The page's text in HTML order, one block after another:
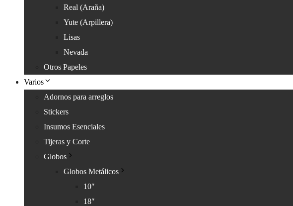
Real (Araña)
Yute (Arpillera)
Lisas
Nevada
Otros Papeles
Varios
Adornos para arreglos
Stickers
Insumos Esenciales
Tijeras y Corte
Globos
Globos Metálicos
10″
18″